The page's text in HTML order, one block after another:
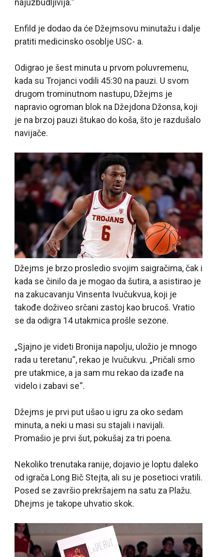
najuzbudljivija.“
Enfild je dodao da će Džejmsovu minutažu i dalje
pratiti medicinsko osoblje USC- a.
Odigrao je šest minuta u prvom poluvremenu,
kada su Trojanci vodili 45:30 na pauzi. U svom
drugom trominutnom nastupu, Džejms je
napravio ogroman blok na Džejdona Džonsa, koji
je na brzoj pauzi štukao do koša, što je razdušalo
navijače.
Džejms je brzo prosledio svojim saigračima, čak i
kada se činilo da je mogao da šutira, a asistirao je
na zakucavanju Vinsenta Ivučukvua, koji je
takođe doživeo srčani zastoj kao brucoš. Vratio
se da odigra 14 utakmica prošle sezone.
„Sjajno je videti Bronija napolju, uložio je mnogo
rada u teretanu“, rekao je Ivučukvu. „Pričali smo
pre utakmice, a ja sam mu rekao da izađe na
videlo i zabavi se“.
Džejms je prvi put ušao u igru za oko sedam
minuta, a neki u masi su stajali i navijali.
Promašio je prvi šut, pokušaj za tri poena.
Nekoliko trenutaka ranije, dojavio je loptu daleko
od igrača Long Bič Stejta, ali su je posetioci vratili.
Posed se završio prekršajem na satu za Plažu.
Dћejms je takoрe uhvatio skok.